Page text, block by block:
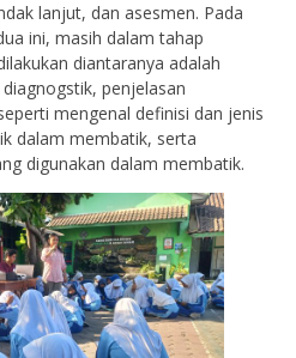
lanjut, dan asesmen. Pada
ini, masih dalam tahap
diantaranya adalah
penjelasan
mengenal definisi dan jenis
dalam membatik, serta
digunakan dalam membatik.